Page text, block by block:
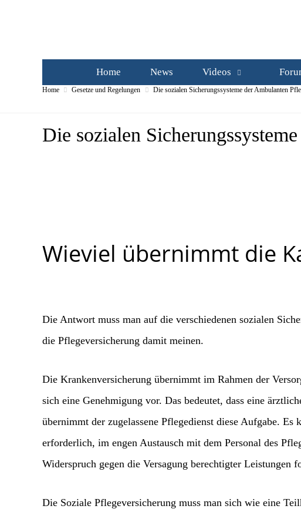
Home News Videos
Home Gesetze und Regelungen Die sozialen Sicherungssysteme der Ambulanten
Die sozialen
Wieviel übernimmt die
Die Antwort muss man auf die verschiedenen sozialen
die Pflegeversicherung damit meinen.
Die Krankenversicherung übernimmt im Rahmen der
sich eine Genehmigung vor. Das bedeutet, dass eine
übernimmt der zugelassene Pflegedienst diese Aufgabe.
erforderlich, im engen Austausch mit dem Personal des
Widerspruch gegen die Versagung berechtigter Leistungen
Die Soziale Pflegeversicherung muss man sich wie eine